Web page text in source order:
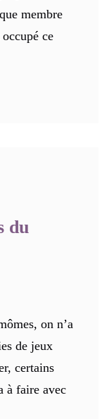
membre
ce
du
on n’a
de jeux
certains
à faire avec